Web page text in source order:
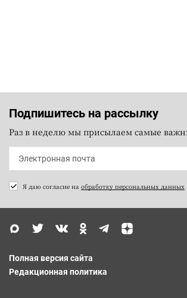
Подпишитесь на рассылку
Раз в неделю мы присылаем самые
Я даю согласие на обработку персональных данных
Полная версия сайта
Редакционная политика